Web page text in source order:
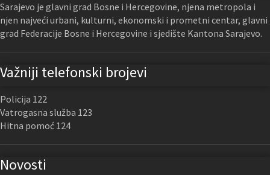
Sarajevo je glavni grad Bosne i Hercegovine, njena metropola i
njen najveći urbani, kulturni, ekonomski i prometni centar, glavni
grad Federacije Bosne i Hercegovine i sjedište Kantona Sarajevo.
Važniji telefonski brojevi
Policija 122
Vatrogasna služba 123
Hitna pomoć 124
Novosti